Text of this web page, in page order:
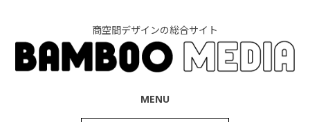
商空間デザインの総合サイト
MENU